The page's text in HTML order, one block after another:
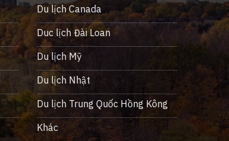
Du lịch Canada
Duc lịch Đài Loan
Du lịch Mỹ
Du lịch Nhật
Du lịch Trung Quốc Hồng Kông
Khác